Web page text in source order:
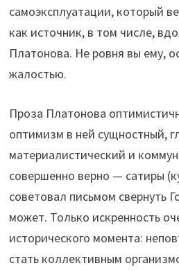
самоэксплуатации, который
как источник, в том числе,
Платонова. Не ровня вы ему,
жалостью.
Проза Платонова
оптимизм в ней сущностный,
материалистический и
совершенно верно — сатиры
советовал письмом свернуть
может. Только искренность
исторического момента:
стать коллективным